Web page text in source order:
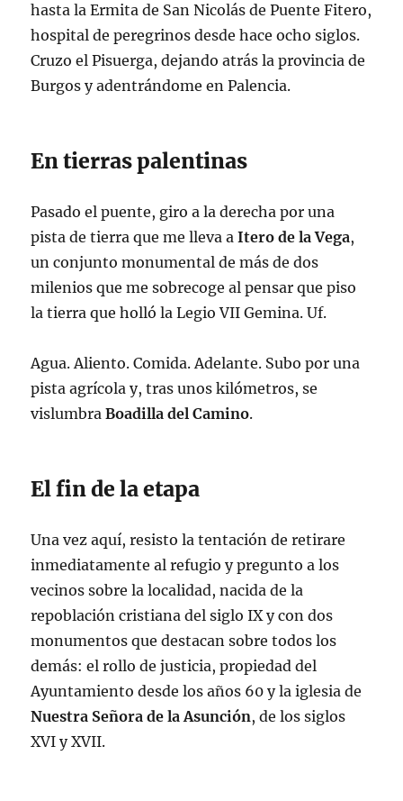
hasta la Ermita de San Nicolás de Puente Fitero,
hospital de peregrinos desde hace ocho siglos.
Cruzo el Pisuerga, dejando atrás la provincia de
Burgos y adentrándome en Palencia.
En tierras palentinas
Pasado el puente, giro a la derecha por una
pista de tierra que me lleva aItero de la Vega,
un conjunto monumental de más de dos
milenios que me sobrecoge al pensar que piso
la tierra que holló la Legio VII Gemina. Uf.
Agua. Aliento. Comida. Adelante. Subo por una
pista agrícola y, tras unos kilómetros, se
vislumbraBoadilla del Camino.
El fin de la etapa
Una vez aquí, resisto la tentación de retirare
inmediatamente al refugio y pregunto a los
vecinos sobre la localidad, nacida de la
repoblación cristiana del siglo IX y con dos
monumentos que destacan sobre todos los
demás: el rollo de justicia, propiedad del
Ayuntamiento desde los años 60 y la iglesia de
Nuestra Señora de la Asunción, de los siglos
XVI y XVII.